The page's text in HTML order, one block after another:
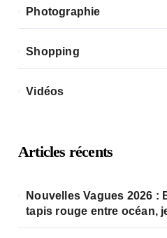
Photographie
Shopping
Vidéos
Articles récents
Nouvelles Vagues 2026 :
tapis rouge entre océan,